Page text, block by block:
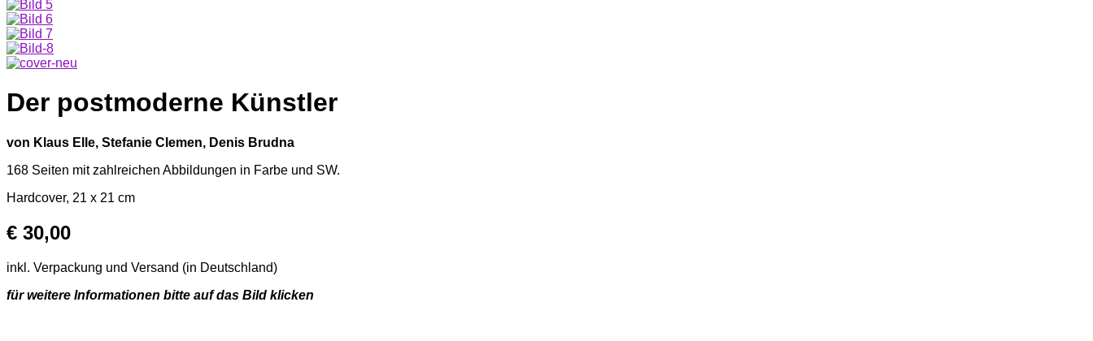
Der postmoderne Künstler
von Klaus Elle, Stefanie Clemen, Denis Brudna
168 Seiten mit zahlreichen Abbildungen in Farbe und SW.
Hardcover, 21 x 21 cm
€ 30,00
inkl. Verpackung und Versand (in Deutschland)
für weitere Informationen bitte auf das Bild klicken